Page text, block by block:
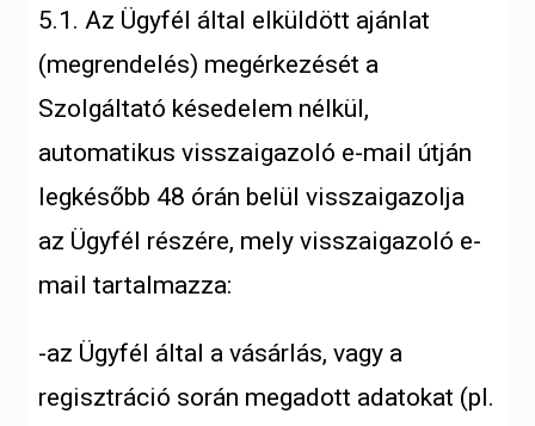
5.1. Az Ügyfél által elküldött ajánlat
(megrendelés) megérkezését a
Szolgáltató késedelem nélkül,
automatikus visszaigazoló e-mail útján
legkésőbb 48 órán belül visszaigazolja
az Ügyfél részére, mely visszaigazoló e-
mail tartalmazza:
-az Ügyfél által a vásárlás, vagy a
regisztráció során megadott adatokat (pl.